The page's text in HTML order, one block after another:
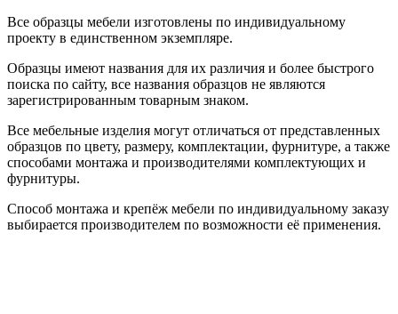
Все образцы мебели изготовлены по индивидуальному
проекту в единственном экземпляре.
Образцы имеют названия для их различия и более быстрого
поиска по сайту, все названия образцов не являются
зарегистрированным товарным знаком.
Все мебельные изделия могут отличаться от представленных
образцов по цвету, размеру, комплектации, фурнитуре, а также
способами монтажа и производителями комплектующих и
фурнитуры.
Способ монтажа и крепёж мебели по индивидуальному заказу
выбирается производителем по возможности её применения.